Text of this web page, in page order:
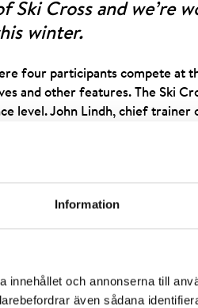
Information
innehållet och annonserna till
även sådana
Ski Cross and we’re
winter.
four participants compete at
and other features. The Ski
level. John Lindh, chief trainer
its first year.
the Centrumliften and
setting.
2014.